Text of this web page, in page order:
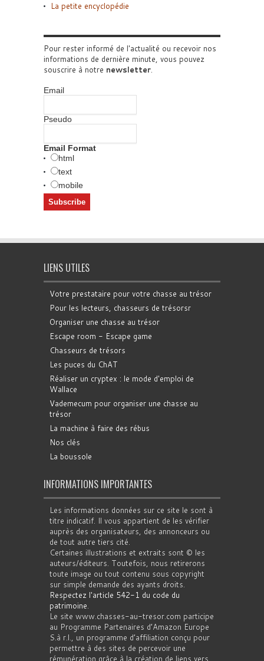
La petite encyclopédie
Pour rester informé de l'actualité ou recevoir nos
informations de dernière minute, vous pouvez
souscrire à notre newsletter.
Email
Pseudo
Email Format
html
text
mobile
LIENS UTILES
Votre prestataire pour votre chasse au trésor
Pour les lecteurs, chasseurs de trésorsr
Organiser une chasse au trésor
Escape room - Escape game
Chasseurs de trésors
Les puces du ChAT
Réaliser un cryptex : le mode d'emploi de
Wallace
Vademecum pour organiser une chasse au
trésor
La machine à faire des rébus
Nos clés
La boussole
INFORMATIONS IMPORTANTES
Les informations données sur ce site le sont à
titre indicatif. Il vous appartient de les vérifier
auprès des organisateurs, des annonceurs ou
de tout autre tiers cité.
Certaines illustrations et extraits sont © les
auteurs/éditeurs. Toutefois, nous retirerons
toute image ou tout contenu sous copyright
sur simple demande des ayants droits.
Respectez l'article 542-1 du code du
patrimoine.
Le site www.chasses-au-tresor.com participe
au Programme Partenaires d’Amazon Europe
S.à r.l., un programme d’affiliation conçu pour
permettre à des sites de percevoir une
rémunération grâce à la création de liens vers